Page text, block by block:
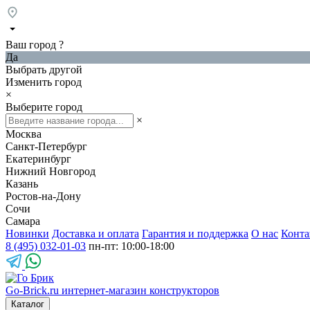
Ваш город ?
Да
Выбрать другой
Изменить город
×
Выберите город
×
Москва
Санкт-Петербург
Екатеринбург
Нижний Новгород
Казань
Ростов-на-Дону
Сочи
Самара
Новинки Доставка и оплата Гарантия и поддержка О нас
8 (495) 032-01-03 пн-пт: 10:00-18:00
Go-Brick.ru интернет-магазин конструкторов
Каталог